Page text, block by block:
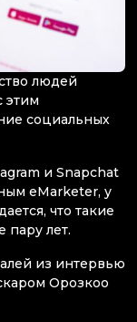
людей
этим
социальных
и Snapchat
eMarketer, у
что такие
пару лет.
из интервью
Орозкоо